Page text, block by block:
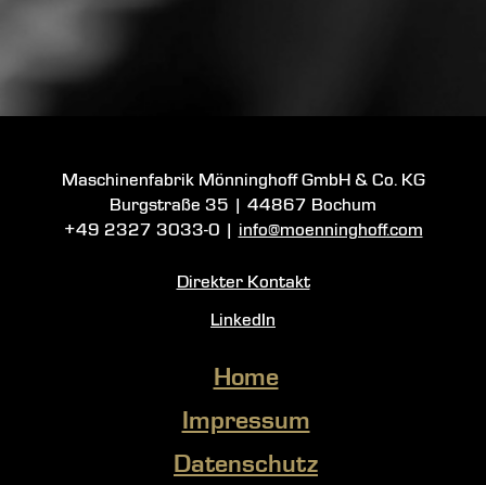
Maschinenfabrik Mönninghoff GmbH & Co. KG
Burgstraße 35
44867 Bochum
+49 2327 3033-0
info@moenninghoff.com
Direkter Kontakt
LinkedIn
Home
Impressum
Datenschutz